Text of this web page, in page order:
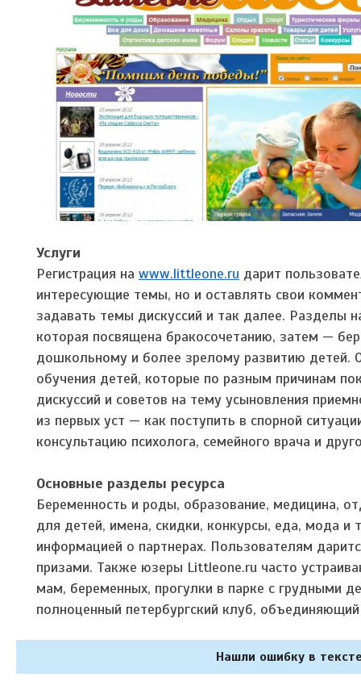
Услуги
Регистрация на www.littleone.ru дарит
интересующие темы, но и оставлять свои
задавать темы дискуссий и так далее. Разделы
которая посвящена бракосочетанию, затем —
дошкольному и более зрелому развитию детей.
обучения детей, которые по разным причинам
дискуссий и советов на тему усыновления
из первых уст — как поступить в спорной
консультацию психолога, семейного врача и
Основные разделы ресурса
Беременность и роды, образование, медицина,
для детей, имена, скидки, конкурсы, еда, мода и
информацией о партнерах. Пользователям
призами. Также юзеры Littleone.ru часто
мам, беременных, прогулки в парке с грудными
полноценный петербургский клуб,
Нашли ошибку в